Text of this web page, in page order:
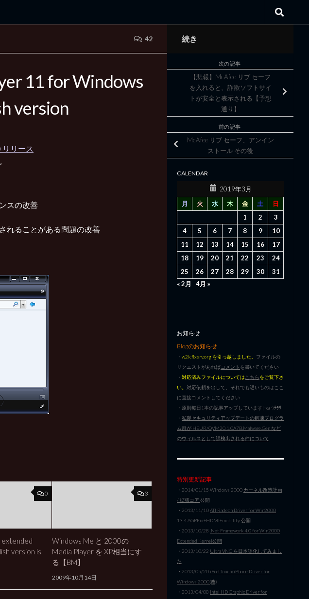
42
11 for Windows
version
リリース
スの改善
れることがある問題の改善
0
version is
3
Windows Me と 2000の
Media Player を XP相当にす
る【BM】
2009年10月14日
続き
次の記事
【悲報】McAfee リブ セーフ
を入れると、詐欺ソフトサイ
トが安全と表示される【予想
通り】
前の記事
McAfee リブ セーフ、アンイン
ストール その後
CALENDAR
2019年3月
月
火 水 木 金 土
日
1
2
3
4
5 6 7 8 9
10
11
12 13 14 15 16
17
18
19 20 21 22 23
24
25
26 27 28 29 30
31
« 2月
4月 »
お知らせ
Blogのお知らせ
・ w2k.flxsrv.org を引っ越しました。 ファイルの
リクエストがあればコメント を書いてください
・ 対応済みファイルについては こちらをご覧下さ
い。 対応依頼を出して、それでも遅いものはここ
に直接コメントしてください
・原則毎日1本の記事アップしています|･ω･)ﾁﾗﾘ
・ 私製セキュリティアップデートの解凍プログラ
ム群が HEUR/QVM20.1.0A7B.Malware.Gen など
のウィルスとして誤検出される件について
特別更新記事
・2014/01/15 Windows 2000 カーネル改造計画
/ 拡張コア 公開
・2013/11/10ATI Radeon Driver for Win2000
13.4 AGPFix+HDMI+mobility 公開
・2013/10/28 .Net Framework 4.0 for Win2000
Extended Kernel公開
・2013/10/22 Ultra VNC を日本語化してみまし
た
・2013/05/20 iPod Touch/iPhone Driver for
Windows 2000(改)
・2013/04/08 Intel HD Graphic Driver for